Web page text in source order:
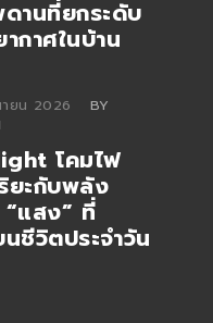
ดานที่ยกระดับ
กาศในบ้าน
ยน 2026
BY
โคมไฟ
ยะกับพลัง
แสง” ที่
นชีวิตประจำวัน